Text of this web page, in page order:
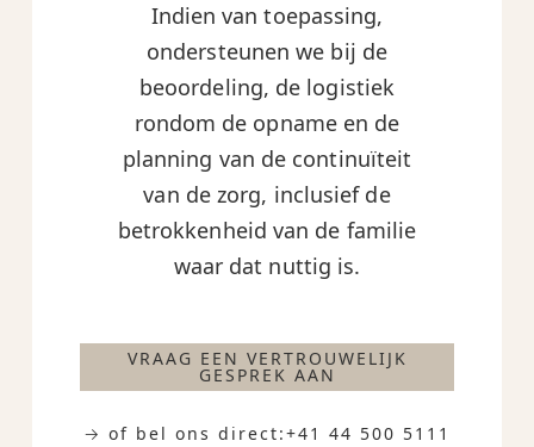
Indien van toepassing,
ondersteunen we bij de
beoordeling, de logistiek
rondom de opname en de
planning van de continuïteit
van de zorg, inclusief de
betrokkenheid van de familie
waar dat nuttig is.
VRAAG EEN VERTROUWELIJK
GESPREK AAN
→ of bel ons direct:+41 44 500 5111